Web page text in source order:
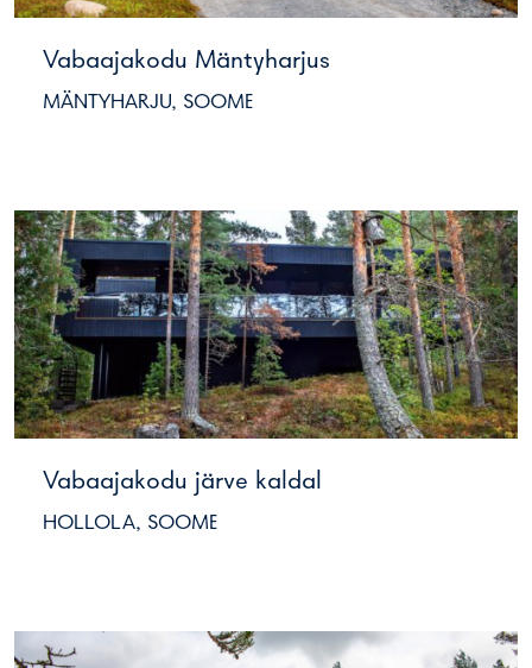
Vabaajakodu Mäntyharjus
MÄNTYHARJU, SOOME
Vabaajakodu järve kaldal
HOLLOLA, SOOME